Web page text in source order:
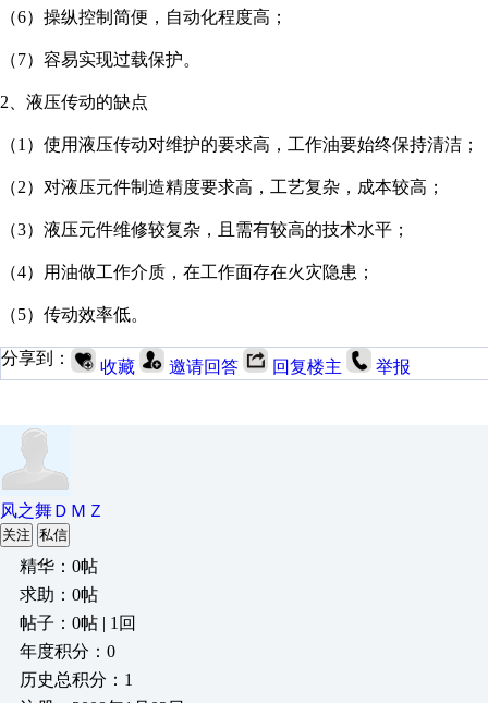
（6）操纵控制简便，自动化程度高；
（7）容易实现过载保护。
2、液压传动的缺点
（1）使用液压传动对维护的要求高，工作油要始终保持清洁
（2）对液压元件制造精度要求高，工艺复杂，成本较高；
（3）液压元件维修较复杂，且需有较高的技术水平；
（4）用油做工作介质，在工作面存在火灾隐患；
（5）传动效率低。
分享到： 收藏 邀请回答 回复楼主 举报
风之舞ＤＭＺ
关注 私信
精华：0帖
求助：0帖
帖子：0帖 | 1回
年度积分：0
历史总积分：1